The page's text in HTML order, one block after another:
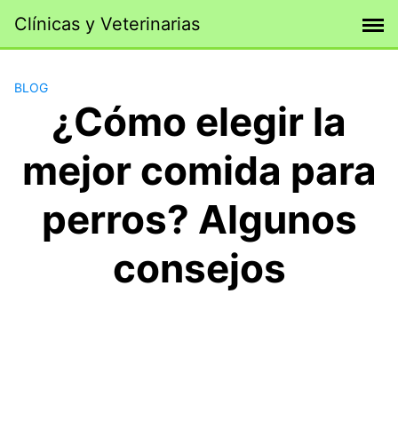
contenido
Clínicas y Veterinarias
BLOG
¿Cómo elegir la
mejor comida para
perros? Algunos
consejos